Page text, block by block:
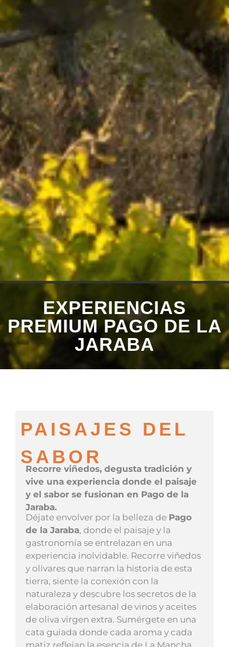
EXPERIENCIAS
PREMIUM PAGO DE LA
JARABA
PAISAJES DEL
SABOR
Recorre viñedos, degusta tradición y
vive una experiencia donde el paisaje
y el sabor se fusionan en Pago de la
Jaraba.
Déjate envolver por la belleza de Pago
de la Jaraba, donde el paisaje y la
gastronomía se entrelazan en una
experiencia inolvidable. Recorre viñedos
y olivares que narran la historia de esta
tierra, siente la conexión con la
naturaleza y descubre los secretos de la
elaboración artesanal de vinos y aceites
de oliva virgen extra. Sumérgete en una
cata guiada donde cada aroma y cada
matiz reflejan la esencia de La Mancha.